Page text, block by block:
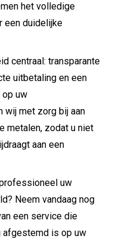
het volledige
een duidelijke
centraal: transparante
uitbetaling en een
op uw
wij met zorg bij aan
metalen, zodat u niet
aan een
uw
Neem vandaag nog
een service die
afgestemd is op uw